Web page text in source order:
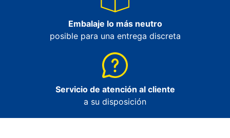
Embalaje lo más neutro
posible para una entrega discreta
Servicio de atención al cliente
a su disposición